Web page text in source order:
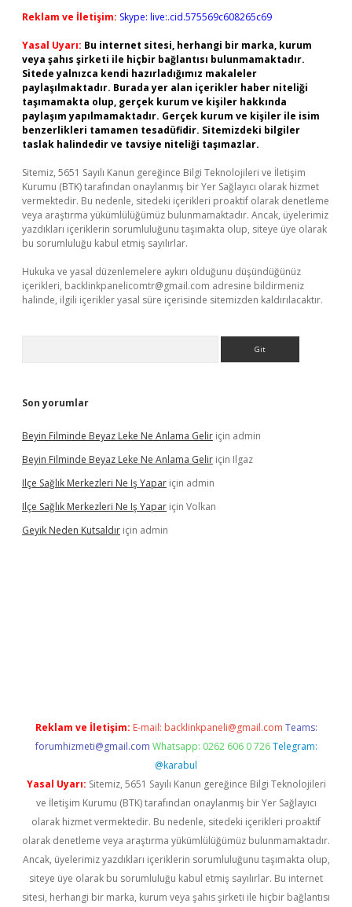
Reklam ve İletişim: Skype: live:.cid.575569c608265c69
Yasal Uyarı: Bu internet sitesi, herhangi bir marka, kurum
veya şahıs şirketi ile hiçbir bağlantısı bulunmamaktadır.
Sitede yalnızca kendi hazırladığımız makaleler
paylaşılmaktadır. Burada yer alan içerikler haber niteliği
taşımamakta olup, gerçek kurum ve kişiler hakkında
paylaşım yapılmamaktadır. Gerçek kurum ve kişiler ile isim
benzerlikleri tamamen tesadüfidir. Sitemizdeki bilgiler
taslak halindedir ve tavsiye niteliği taşımazlar.
Sitemiz, 5651 Sayılı Kanun gereğince Bilgi Teknolojileri ve İletişim
Kurumu (BTK) tarafından onaylanmış bir Yer Sağlayıcı olarak hizmet
vermektedir. Bu nedenle, sitedeki içerikleri proaktif olarak denetleme
veya araştırma yükümlülüğümüz bulunmamaktadır. Ancak, üyelerimiz
yazdıkları içeriklerin sorumluluğunu taşımakta olup, siteye üye olarak
bu sorumluluğu kabul etmiş sayılırlar.
Hukuka ve yasal düzenlemelere aykırı olduğunu düşündüğünüz
içerikleri, backlinkpanelicomtr@gmail.com adresine bildirmeniz
halinde, ilgili içerikler yasal süre içerisinde sitemizden kaldırılacaktır.
Son yorumlar
Beyin Filminde Beyaz Leke Ne Anlama Gelir için admin
Beyin Filminde Beyaz Leke Ne Anlama Gelir için Ilgaz
Ilçe Sağlık Merkezleri Ne Iş Yapar için admin
Ilçe Sağlık Merkezleri Ne Iş Yapar için Volkan
Geyik Neden Kutsaldır için admin
Reklam ve İletişim: E-mail: backlinkpaneli@gmail.com Teams:
forumhizmeti@gmail.com Whatsapp: 0262 606 0 726 Telegram:
@karabul
Yasal Uyarı: Sitemiz, 5651 Sayılı Kanun gereğince Bilgi Teknolojileri
ve İletişim Kurumu (BTK) tarafından onaylanmış bir Yer Sağlayıcı
olarak hizmet vermektedir. Bu nedenle, sitedeki içerikleri proaktif
olarak denetleme veya araştırma yükümlülüğümüz bulunmamaktadır.
Ancak, üyelerimiz yazdıkları içeriklerin sorumluluğunu taşımakta olup,
siteye üye olarak bu sorumluluğu kabul etmiş sayılırlar. Bu internet
sitesi, herhangi bir marka, kurum veya şahıs şirketi ile hiçbir bağlantısı